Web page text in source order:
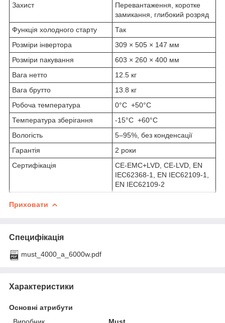
Захист
Перевантаження, коротке
замикання, глибокий розряд
Функція холодного старту
Так
Розміри інвертора
309 × 505 × 147 мм
Розміри пакування
603 × 260 × 400 мм
Вага нетто
12.5 кг
Вага брутто
13.8 кг
Робоча температура
0°C +50°C
Температура зберігання
-15°C +60°C
Вологість
5–95%, без конденсації
Гарантія
2 роки
Сертифікація
CE-EMC+LVD, CE-LVD, EN
IEC62368-1, EN IEC62109-1,
EN IEC62109-2
Приховати
Специфікація
must_4000_a_6000w.pdf
Характеристики
Основні атрибути
Виробник
Must